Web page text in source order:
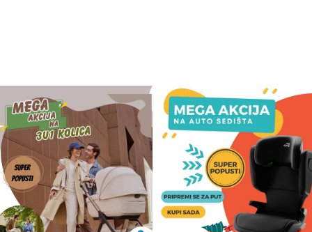
AKCIJA
Prodavnica
Call Centar
011 438 1 000